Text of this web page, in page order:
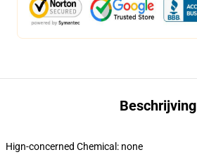
Beschrijving
Hign-concerned Chemical: none